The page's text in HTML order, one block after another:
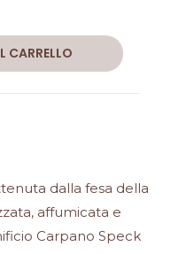
CARRELLO
dalla fesa della
affumicata e
Carpano Speck